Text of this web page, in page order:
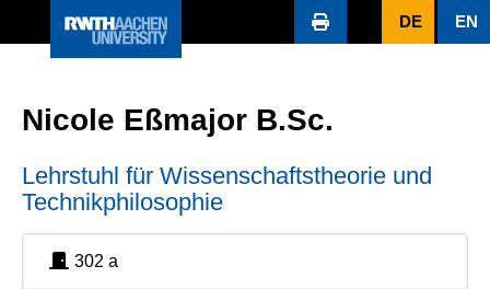
DE EN
Nicole Eßmajor B.Sc.
Lehrstuhl für Wissenschaftstheorie und
Technikphilosophie
302 a